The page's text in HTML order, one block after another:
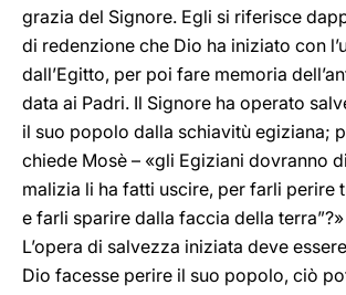
grazia del Signore. Egli si riferisce
di redenzione che Dio ha iniziato con
dall’Egitto, per poi fare memoria
data ai Padri. Il Signore ha operato
il suo popolo dalla schiavitù egiziana;
chiede Mosè – «gli Egiziani dovranno
malizia li ha fatti uscire, per farli perire
e farli sparire dalla faccia della
L’opera di salvezza iniziata deve
Dio facesse perire il suo popolo, ciò